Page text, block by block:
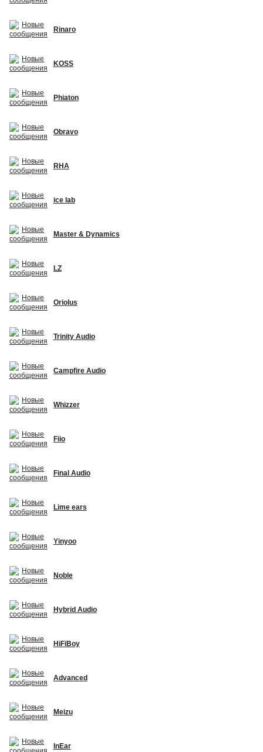
Rinaro
KOSS
Phiaton
Obravo
RHA
ice lab
Master & Dynamics
LZ
Oriolus
Trinity Audio
Campfire Audio
Whizzer
Fiio
Final Audio
Lime ears
Yinyoo
Noble
Hybrid Audio
HiFiBoy
Advanced
Meizu
InEar